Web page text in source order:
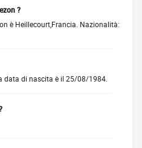
?
è Heillecourt,Francia. Nazionalità:
data di nascita è il 25/08/1984.